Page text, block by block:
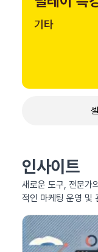
기타
인사이트
새로운 도구, 전문가
적인 마케팅 운영 및